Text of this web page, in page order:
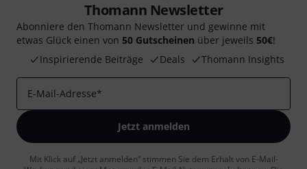
Thomann Newsletter
Abonniere den Thomann Newsletter und gewinne mit
etwas Glück einen von 50 Gutscheinen über jeweils 50€!
Inspirierende Beiträge
Deals Thomann Insights
E-Mail-Adresse*
Jetzt anmelden
Mit Klick auf „Jetzt anmelden“ stimmen Sie dem Erhalt von E-Mail-